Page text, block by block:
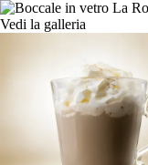
Vedi la galleria